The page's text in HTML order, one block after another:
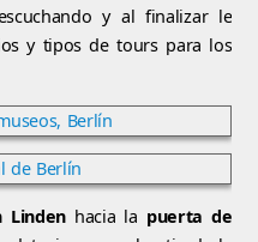
y al finalizar le
y tipos de tours para los
Lindenhacia la puerta de